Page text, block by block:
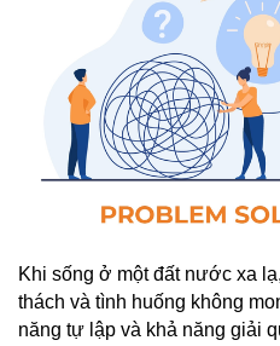
Khi sống ở một đất nước xa
thách và tình huống không
năng tự lập và khả năng giải